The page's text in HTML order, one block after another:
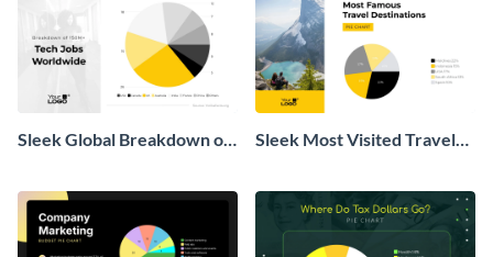
Sleek Global Breakdown of
Sleek Most Visited Travel